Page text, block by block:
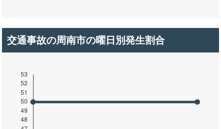
交通事故の周南市の曜日別発生割合